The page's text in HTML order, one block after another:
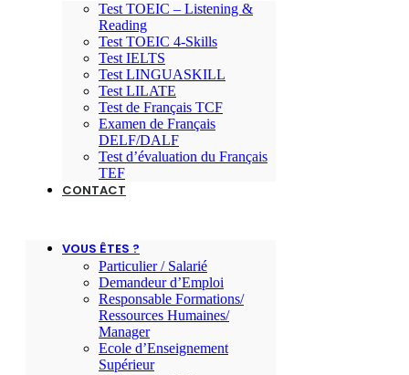
Test TOEIC – Listening &
Reading
Test TOEIC 4-Skills
Test IELTS
Test LINGUASKILL
Test LILATE
Test de Français TCF
Examen de Français
DELF/DALF
Test d’évaluation du Français
TEF
CONTACT
VOUS ÊTES ?
Particulier / Salarié
Demandeur d’Emploi
Responsable Formations/
Ressources Humaines/
Manager
Ecole d’Enseignement
Supérieur